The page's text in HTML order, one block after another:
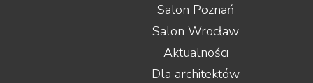
Salon Poznań
Salon Wrocław
Aktualności
Dla architektów